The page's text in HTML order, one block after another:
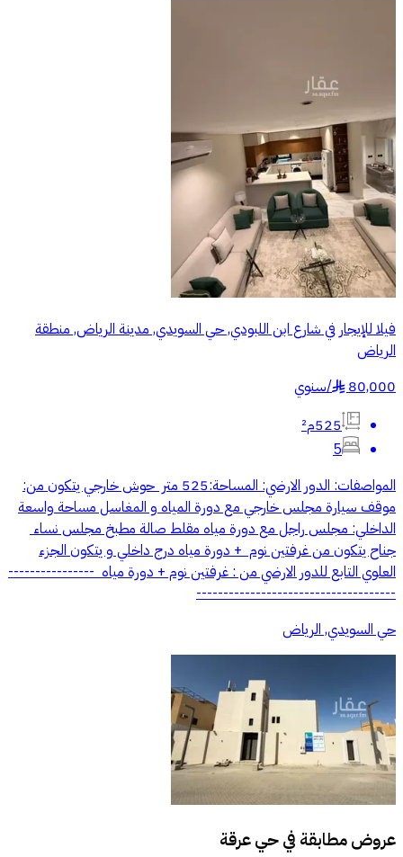
فيلا للإيجار في شارع ابن اللبودي, حي السويدي, مدينة الرياض, منطقة
الرياض
80,000
§
/سنوي
525م²
5
المواصفات: الدور الارضي: المساحة:525 متر حوش خارجي يتكون من:
موقف سيارة مجلس خارجي مع دورة المياه و المغاسل مساحة واسعة
الداخلي: مجلس راجل مع دورة مياه مقلط صالة مطبخ مجلس نساء
جناح يتكون من غرفتين نوم + دورة مياه درج داخلي و يتكون الجزء
العلوي التابع للدور الارضي من : غرفتين نوم + دورة مياه ----------------
-------------------------------------
حي السويدي, الرياض
عروض مطابقة فيحي عرقة